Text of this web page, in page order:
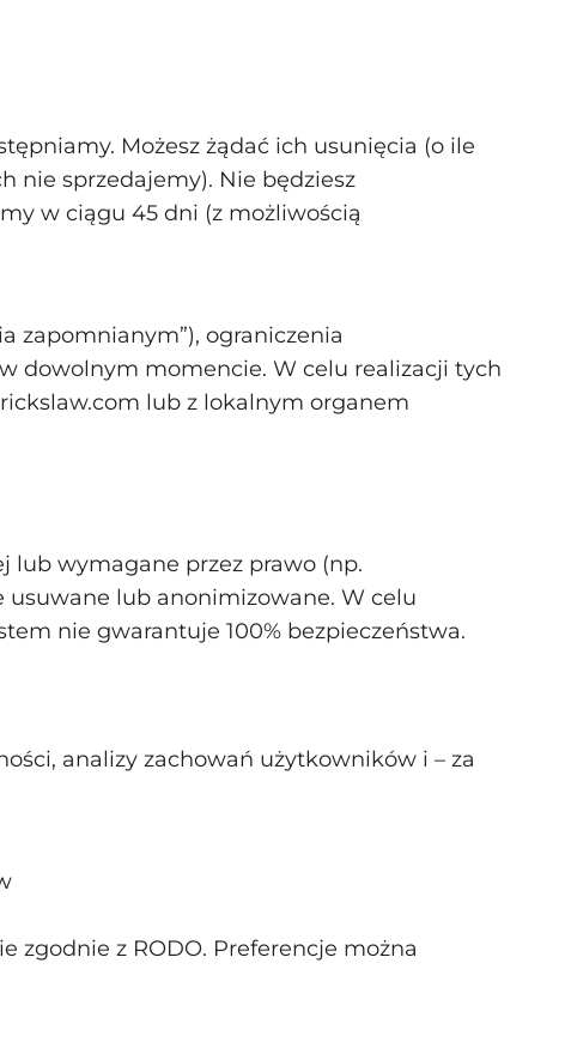
Możesz żądać ich usunięcia (o ile
nie sprzedajemy). Nie będziesz
w ciągu 45 dni (z możliwością
zapomnianym”), ograniczenia
dowolnym momencie. W celu realizacji tych
lub z lokalnym organem
lub wymagane przez prawo (np.
usuwane lub anonimizowane. W celu
nie gwarantuje 100% bezpieczeństwa.
analizy zachowań użytkowników i – za
zgodnie z RODO. Preferencje można